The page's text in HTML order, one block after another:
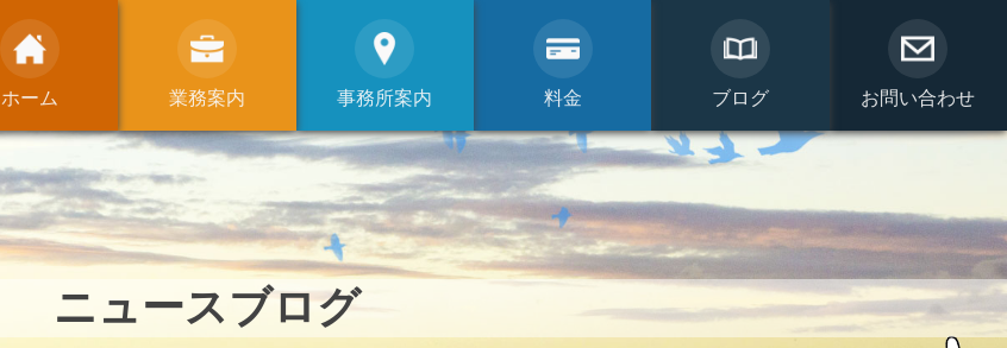
ホーム 業務案内 事務所案内 料金 ブログ お問い合わせ
ニュースブログ